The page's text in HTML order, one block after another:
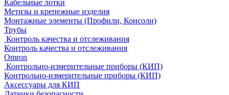
Кабельные лотки
Метизы и крепежные изделия
Монтажные элементы (Профили, Консоли)
Трубы
Контроль качества и отслеживания
Контроль качества и отслеживания
Omron
Контрольно-измерительные приборы (КИП)
Контрольно-измерительные приборы (КИП)
Аксессуары для КИП